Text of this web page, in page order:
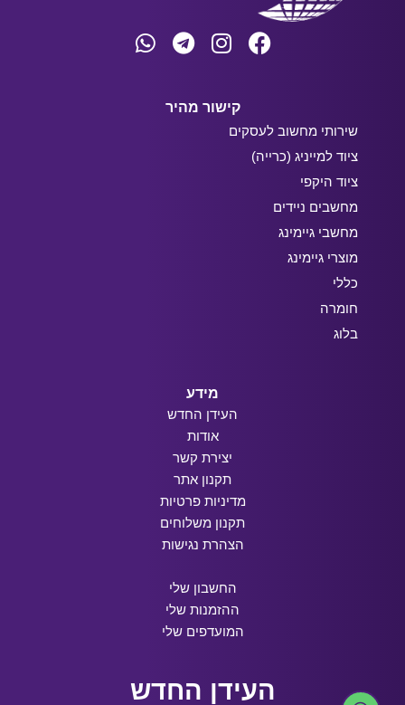
קישור מהיר
שירותי מחשוב לעסקים
ציוד למייניג (כרייה)
ציוד היקפי
מחשבים ניידים
מחשבי גיימינג
מוצרי גיימינג
כללי
חומרה
בלוג
מידע
העידן החדש
אודות
יצירת קשר
תקנון אתר
מדיניות פרטיות
תקנון משלוחים
הצהרת נגישות
החשבון שלי
ההזמנות שלי
המועדפים שלי
העידן החדש